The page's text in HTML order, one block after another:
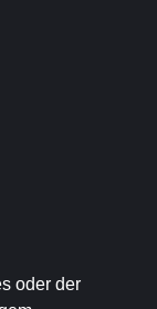
oder der